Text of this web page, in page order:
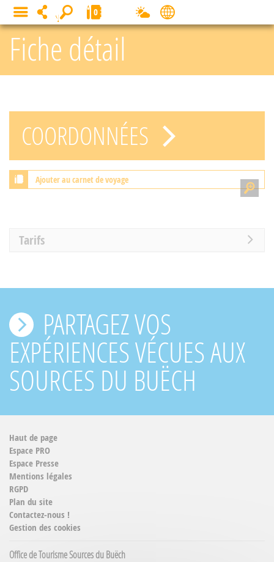
Fiche détail
COORDONNÉES
Ajouter au carnet de voyage
Tarifs
PARTAGEZ VOS
EXPÉRIENCES VÉCUES AUX
SOURCES DU BUËCH
Haut de page
Espace PRO
Espace Presse
Mentions légales
RGPD
Plan du site
Contactez-nous !
Gestion des cookies
Office de Tourisme Sources du Buëch
MENU 0
Panneau de gestion des cookies